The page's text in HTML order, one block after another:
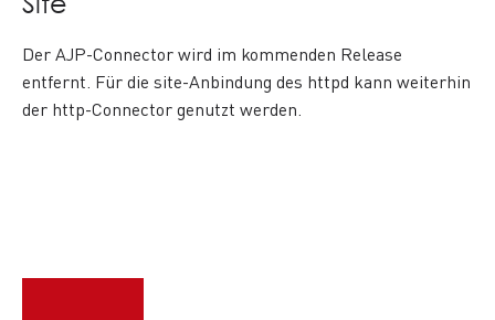
Der AJP-Connector wird im kommenden Release
entfernt. Für die site-Anbindung des httpd kann weiterhin
der http-Connector genutzt werden.